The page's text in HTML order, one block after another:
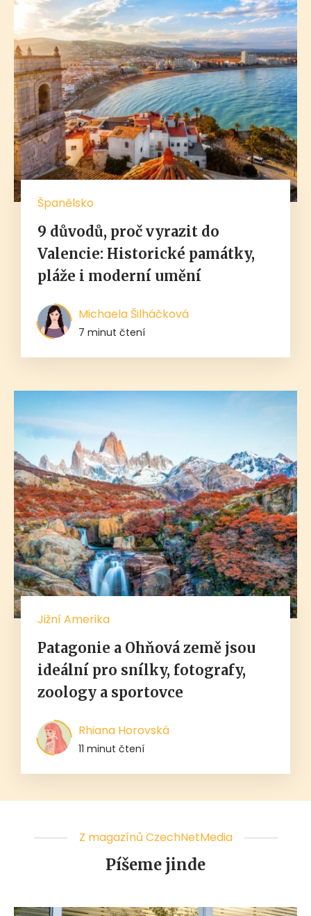
Španělsko
9 důvodů, proč vyrazit do
Valencie: Historické památky,
pláže i moderní umění
Michaela Šilháčková
7 minut čtení
Jižní Amerika
Patagonie a Ohňová země jsou
ideální pro snílky, fotografy,
zoology a sportovce
Rhiana Horovská
11 minut čtení
Z magazínů CzechNetMedia
Píšeme jinde